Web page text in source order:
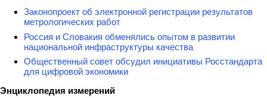
Законопроект об электронной регистрации результатов
метрологических работ
Россия и Словакия обменялись опытом в развитии
национальной инфраструктуры качества
Общественный совет обсудил инициативы Росстандарта
для цифровой экономики
Энциклопедия измерений